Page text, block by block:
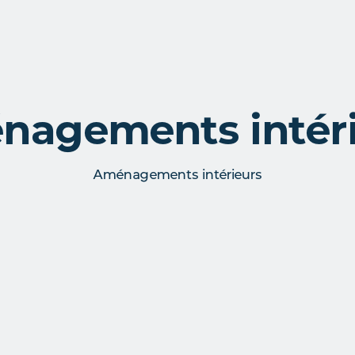
Aménagements intérieurs